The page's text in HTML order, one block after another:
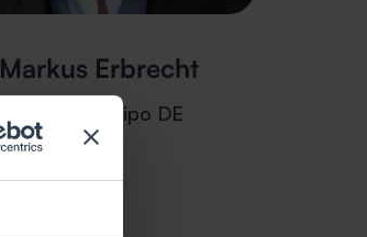
Markus Erbrecht
Jefe de equipo DE